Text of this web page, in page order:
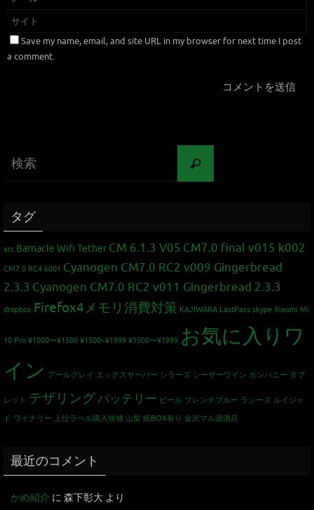
Save my name, email, and site URL in my browser for next time I post
a comment.
タグ
arc Barnacle Wifi Tether CM 6.1.3 V05 CM7.0 final v015 k002
CM7.0 RC4 k001 Cyanogen CM7.0 RC2 v009 Gingerbread
2.3.3 Cyanogen CM7.0 RC2 v011 Gingerbread 2.3.3
dropbox Firefox4メモリ消費対策 KAJIWARA LastPass skype Xiaomi Mi
10 Pro ¥1000〜¥1500 ¥1500~¥1999 ¥1500〜¥1999 お気に入りワ
イン アールグレイ エックスサーバー シラーズ シーザーワイン カンパニー タブ
レット テザリングバッテリー ビール フレンチブルー ラシーヌ ルイジャ
ド ワイナリー 上位ラベル購入候補 山梨 紙BOX有り 金沢マル源酒店
最近のコメント
かめ紹介 に 森下彰大 より